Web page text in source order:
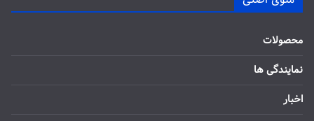
محصولات
نمایندگی ها
اخبار